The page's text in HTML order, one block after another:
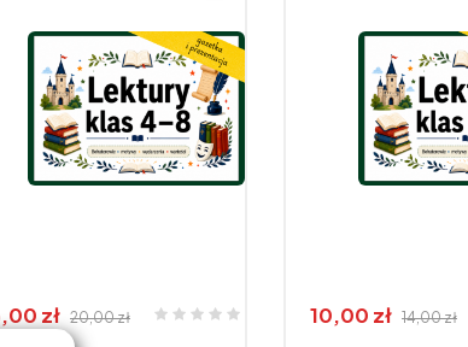
zł 20,00 zł 10,00 zł 14,00 zł